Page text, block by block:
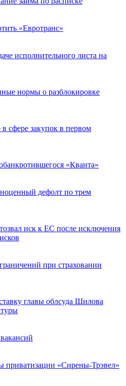
«Евротранс»
исполнительного листа на
нормы о разблокировке
сфере закупок в первом
«Кванта»
дефолт по трем
иск к ЕС после исключения
при страховании
главы облсуда Шилова
приватизации «Сирены-Трэвел»